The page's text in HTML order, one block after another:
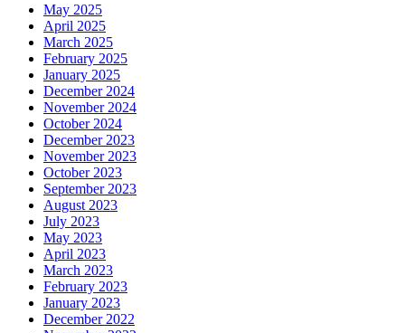
May 2025
April 2025
March 2025
February 2025
January 2025
December 2024
November 2024
October 2024
December 2023
November 2023
October 2023
September 2023
August 2023
July 2023
May 2023
April 2023
March 2023
February 2023
January 2023
December 2022